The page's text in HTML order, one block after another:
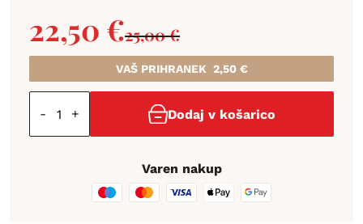
25,00€
22,50 €
VAŠ PRIHRANEK 2,50 €
- + Dodaj v košarico
Varen nakup